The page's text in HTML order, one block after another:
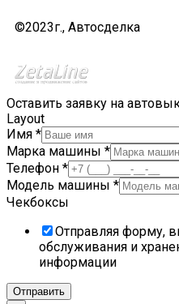
©2023г., Автосделка
Оставить заявку на
Layout
Имя *
Марка машины *
Телефон *
Модель машины *
Чекбоксы
Отправляя форму,
обслуживания и
информации
Отправить